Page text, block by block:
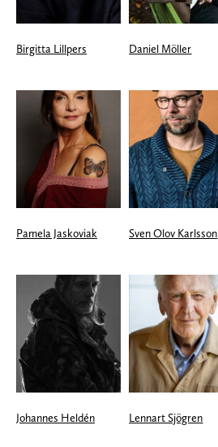
Birgitta Lillpers Daniel Möller
Pamela Jaskoviak Sven Olov Karlsson
Johannes Heldén Lennart Sjögren